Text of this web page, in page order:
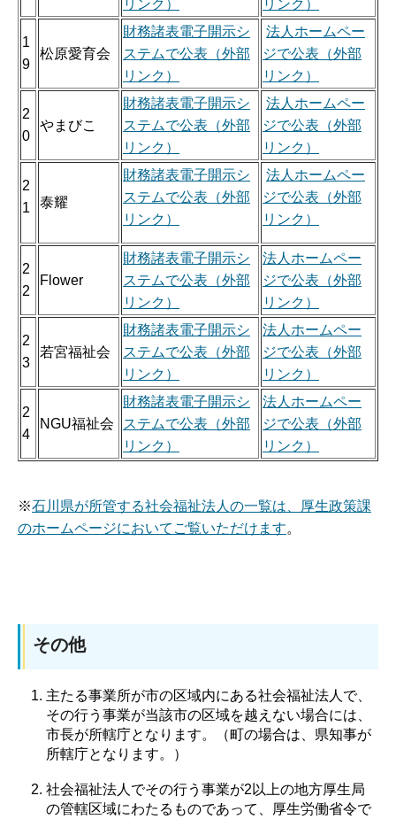
リンク） リンク）
1
9
松原愛育会
財務諸表電子開示シ
ステムで公表（外部
リンク）
法人ホームペー
ジで公表（外部
リンク）
2
0
やまびこ
財務諸表電子開示シ
ステムで公表（外部
リンク）
法人ホームペー
ジで公表（外部
リンク）
2
1
泰耀
財務諸表電子開示シ
ステムで公表（外部
リンク）
法人ホームペー
ジで公表（外部
リンク）
2
2
Flower
財務諸表電子開示シ
ステムで公表（外部
リンク）
法人ホームペー
ジで公表（外部
リンク）
2
3
若宮福祉会
財務諸表電子開示シ
ステムで公表（外部
リンク）
法人ホームペー
ジで公表（外部
リンク）
2
4
NGU福祉会
財務諸表電子開示シ
ステムで公表（外部
リンク）
法人ホームペー
ジで公表（外部
リンク）
※石川県が所管する社会福祉法人の一覧は、厚生政策課
のホームページにおいてご覧いただけます。
その他
主たる事業所が市の区域内にある社会福祉法人で、
その行う事業が当該市の区域を越えない場合には、
市長が所轄庁となります。（町の場合は、県知事が
所轄庁となります。）
社会福祉法人でその行う事業が2以上の地方厚生局
の管轄区域にわたるものであって、厚生労働省令で